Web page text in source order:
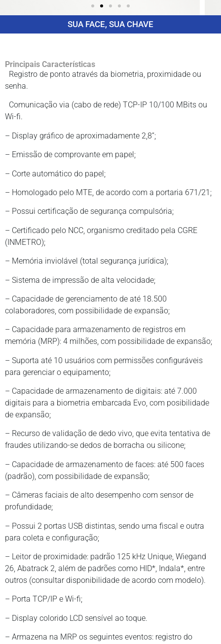
SUA FACE, SUA CHAVE
Principais Características
Registro de ponto através da biometria, proximidade ou
senha.
Comunicação via (cabo de rede) TCP-IP 10/100 MBits ou
Wi-fi.
– Display gráfico de aproximadamente 2,8”;
– Emissão de comprovante em papel;
– Corte automático do papel;
– Homologado pelo MTE, de acordo com a portaria 671/21;
– Possui certificação de segurança compulsória;
– Certificado pelo NCC, organismo creditado pela CGRE
(INMETRO);
– Memória inviolável (total segurança jurídica);
– Sistema de impressão de alta velocidade;
– Capacidade de gerenciamento de até 18.500
colaboradores, com possibilidade de expansão;
– Capacidade para armazenamento de registros em
memória (MRP): 4 milhões, com possibilidade de expansão;
– Suporta até 10 usuários com permissões configuráveis
para gerenciar o equipamento;
– Capacidade de armazenamento de digitais: até 7.000
digitais para a biometria embarcada Evo, com posibilidade
de expansão;
– Recurso de validação de dedo vivo, que evita tentativa de
fraudes utilizando-se dedos de borracha ou silicone;
– Capacidade de armazenamento de faces: até 500 faces
(padrão), com possibilidade de expansão;
– Câmeras faciais de alto desempenho com sensor de
profundidade;
– Possui 2 portas USB distintas, sendo uma fiscal e outra
para coleta e configuração;
– Leitor de proximidade: padrão 125 kHz Unique, Wiegand
26, Abatrack 2, além de padrões como HID*, Indala*, entre
outros (consultar disponibilidade de acordo com modelo).
– Porta TCP/IP e Wi-fi;
– Display colorido LCD sensível ao toque.
– Armazena na MRP os seguintes eventos: registro do